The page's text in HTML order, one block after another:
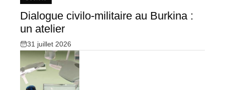
Dialogue civilo-militaire au Burkina :
un atelier
31 juillet 2026